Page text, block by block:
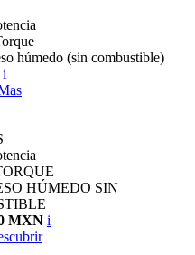
húmedo (sin combustible)
i
HÚMEDO SIN
MXN i